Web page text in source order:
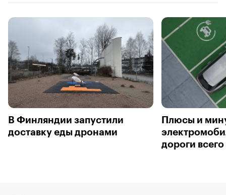
В Финляндии запустили
доставку еды дронами
Плюсы и
дороги